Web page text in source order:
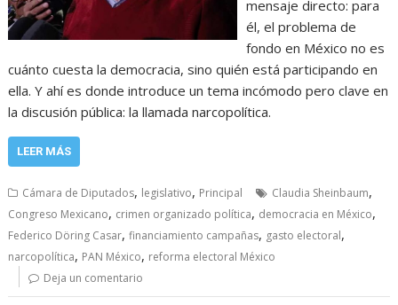
mensaje directo: para
él, el problema de
fondo en México no es
cuánto cuesta la democracia, sino quién está participando en
ella. Y ahí es donde introduce un tema incómodo pero clave en
la discusión pública: la llamada narcopolítica.
LEER MÁS
Cámara de Diputados, legislativo, Principal Claudia Sheinbaum,
Congreso Mexicano, crimen organizado política, democracia en México,
Federico Döring Casar,financiamiento campañas, gasto electoral,
narcopolítica, PAN México, reforma electoral México
Deja un comentario